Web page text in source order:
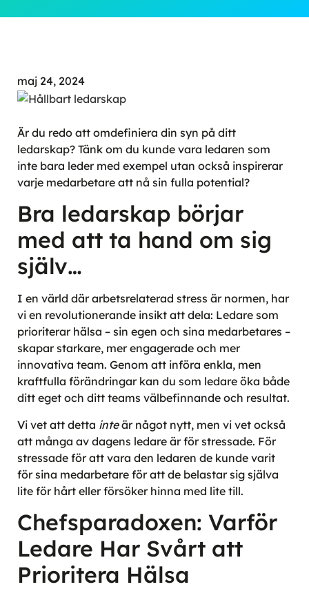
maj 24, 2024
Är du redo att omdefiniera din syn på ditt
ledarskap? Tänk om du kunde vara ledaren som
inte bara leder med exempel utan också inspirerar
varje medarbetare att nå sin fulla potential?
Bra ledarskap börjar
med att ta hand om sig
själv…
I en värld där arbetsrelaterad stress är normen, har
vi en revolutionerande insikt att dela: Ledare som
prioriterar hälsa – sin egen och sina medarbetares –
skapar starkare, mer engagerade och mer
innovativa team. Genom att införa enkla, men
kraftfulla förändringar kan du som ledare öka både
ditt eget och ditt teams välbefinnande och resultat.
Vi vet att detta inteär något nytt, men vi vet också
att många av dagens ledare är för stressade. För
stressade för att vara den ledaren de kunde varit
för sina medarbetare för att de belastar sig själva
lite för hårt eller försöker hinna med lite till.
Chefsparadoxen: Varför
Ledare Har Svårt att
Prioritera Hälsa